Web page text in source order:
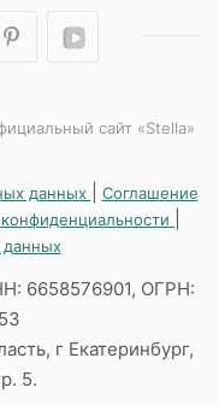
сайт «Stella»
данных
Соглашение
данных
6658576901, ОГРН:
г Екатеринбург,
5.